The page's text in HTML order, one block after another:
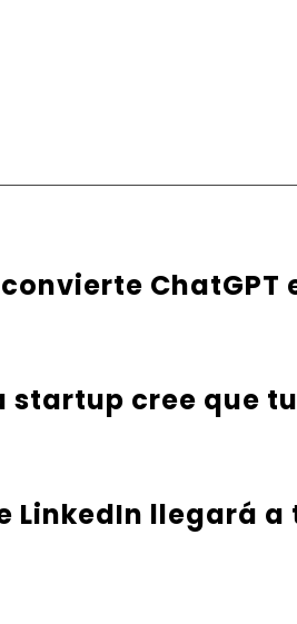
ChatGPT
startup cree que
LinkedIn llegará